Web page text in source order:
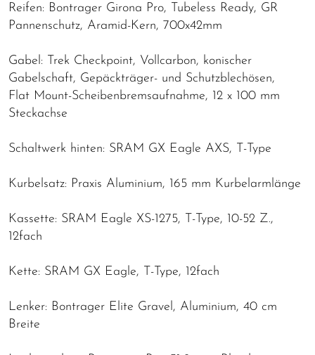
Reifen: Bontrager Girona Pro, Tubeless Ready, GR
Pannenschutz, Aramid-Kern, 700x42mm
Gabel: Trek Checkpoint, Vollcarbon, konischer
Gabelschaft, Gepäckträger- und Schutzblechösen,
Flat Mount-Scheibenbremsaufnahme, 12 x 100 mm
Steckachse
Schaltwerk hinten: SRAM GX Eagle AXS, T-Type
Kurbelsatz: Praxis Aluminium, 165 mm Kurbelarmlänge
Kassette: SRAM Eagle XS-1275, T-Type, 10-52 Z.,
12fach
Kette: SRAM GX Eagle, T-Type, 12fach
Lenker: Bontrager Elite Gravel, Aluminium, 40 cm
Breite